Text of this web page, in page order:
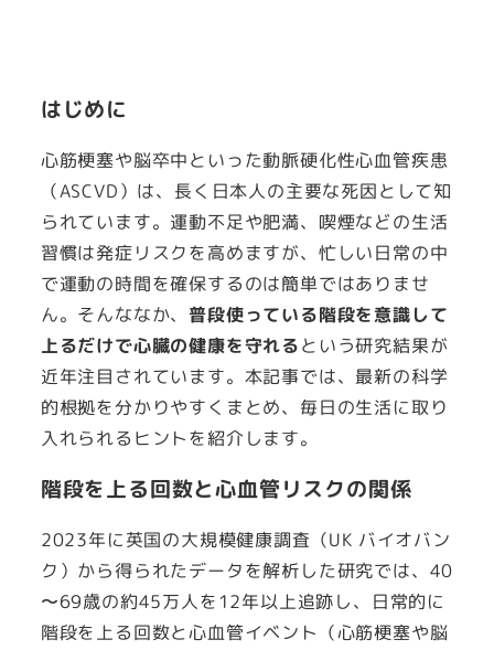
はじめに
心筋梗塞や脳卒中といった動脈硬化性心血管疾患
（ASCVD）は、長く日本人の主要な死因として知
られています。運動不足や肥満、喫煙などの生活
習慣は発症リスクを高めますが、忙しい日常の中
で運動の時間を確保するのは簡単ではありませ
ん。そんななか、普段使っている階段を意識して
上るだけで心臓の健康を守れるという研究結果が
近年注目されています。本記事では、最新の科学
的根拠を分かりやすくまとめ、毎日の生活に取り
入れられるヒントを紹介します。
階段を上る回数と心血管リスクの関係
2023年に英国の大規模健康調査（UK バイオバン
ク）から得られたデータを解析した研究では、40
〜69歳の約45万人を12年以上追跡し、日常的に
階段を上る回数と心血管イベント（心筋梗塞や脳